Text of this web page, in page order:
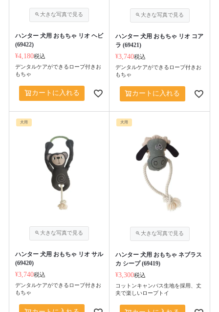
ハンター 犬用 おもちゃ リオ ヘビ
(69422)
¥4,180税込
デンタルケアができるロープ付きお
もちゃ
カートに入れる
ハンター 犬用 おもちゃ リオ コア
ラ (69421)
¥3,740税込
デンタルケアができるロープ付きお
もちゃ
カートに入れる
犬用
ハンター 犬用 おもちゃ リオ サル
(69420)
¥3,740税込
デンタルケアができるロープ付きお
もちゃ
犬用
ハンター 犬用 おもちゃ ネブラス
カ シープ (69419)
¥3,300税込
コットンキャンバス生地を採用、丈
夫で楽しいロープトイ